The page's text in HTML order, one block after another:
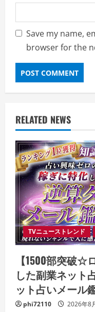
Save my name,
browser for the
RELATED NEWS
TVニューストレンド
【1500部突破☆
した副業ネット
ット占いメール
phi72110 2026年8